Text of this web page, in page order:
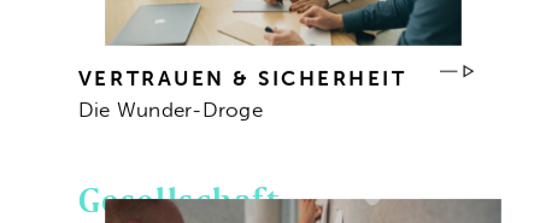
VERTRAUEN & SICHERHEIT
Die Wunder-Droge
Gesellschaft